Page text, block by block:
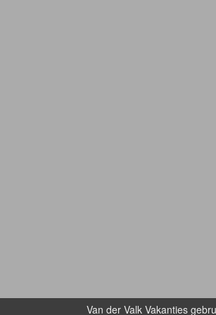
Van der Valk Vakanties